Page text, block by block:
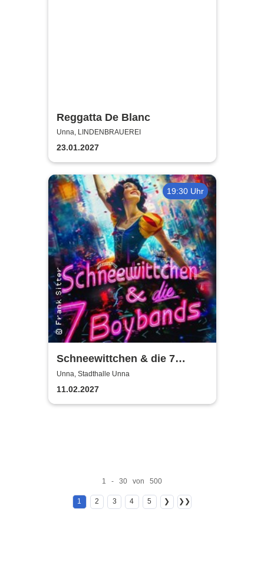
Reggatta De Blanc
Unna, LINDENBRAUEREI
23.01.2027
19:30 Uhr
Schneewittchen & die 7
Boybands - THEATERHITS
präsentiert
Unna, Stadthalle Unna
11.02.2027
1 - 30 von 500
1 2 3 4 5 ❯ ❯❯